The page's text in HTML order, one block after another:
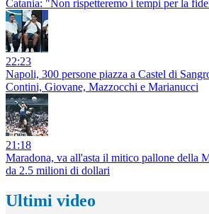
Catania: "Non rispetteremo i tempi per la
22:23
Napoli, 300 persone piazza a Castel di
Contini, Giovane, Mazzocchi e Marianucci
21:18
Maradona, va all'asta il mitico pallone della
da 2.5 milioni di dollari
Ultimi video